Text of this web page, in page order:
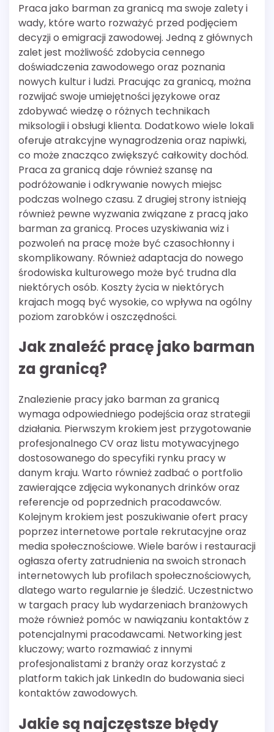
Praca jako barman za granicą ma swoje zalety i
wady, które warto rozważyć przed podjęciem
decyzji o emigracji zawodowej. Jedną z głównych
zalet jest możliwość zdobycia cennego
doświadczenia zawodowego oraz poznania
nowych kultur i ludzi. Pracując za granicą, można
rozwijać swoje umiejętności językowe oraz
zdobywać wiedzę o różnych technikach
miksologii i obsługi klienta. Dodatkowo wiele lokali
oferuje atrakcyjne wynagrodzenia oraz napiwki,
co może znacząco zwiększyć całkowity dochód.
Praca za granicą daje również szansę na
podróżowanie i odkrywanie nowych miejsc
podczas wolnego czasu. Z drugiej strony istnieją
również pewne wyzwania związane z pracą jako
barman za granicą. Proces uzyskiwania wiz i
pozwoleń na pracę może być czasochłonny i
skomplikowany. Również adaptacja do nowego
środowiska kulturowego może być trudna dla
niektórych osób. Koszty życia w niektórych
krajach mogą być wysokie, co wpływa na ogólny
poziom zarobków i oszczędności.
Jak znaleźć pracę jako barman
za granicą?
Znalezienie pracy jako barman za granicą
wymaga odpowiedniego podejścia oraz strategii
działania. Pierwszym krokiem jest przygotowanie
profesjonalnego CV oraz listu motywacyjnego
dostosowanego do specyfiki rynku pracy w
danym kraju. Warto również zadbać o portfolio
zawierające zdjęcia wykonanych drinków oraz
referencje od poprzednich pracodawców.
Kolejnym krokiem jest poszukiwanie ofert pracy
poprzez internetowe portale rekrutacyjne oraz
media społecznościowe. Wiele barów i restauracji
ogłasza oferty zatrudnienia na swoich stronach
internetowych lub profilach społecznościowych,
dlatego warto regularnie je śledzić. Uczestnictwo
w targach pracy lub wydarzeniach branżowych
może również pomóc w nawiązaniu kontaktów z
potencjalnymi pracodawcami. Networking jest
kluczowy; warto rozmawiać z innymi
profesjonalistami z branży oraz korzystać z
platform takich jak LinkedIn do budowania sieci
kontaktów zawodowych.
Jakie są najczęstsze błędy